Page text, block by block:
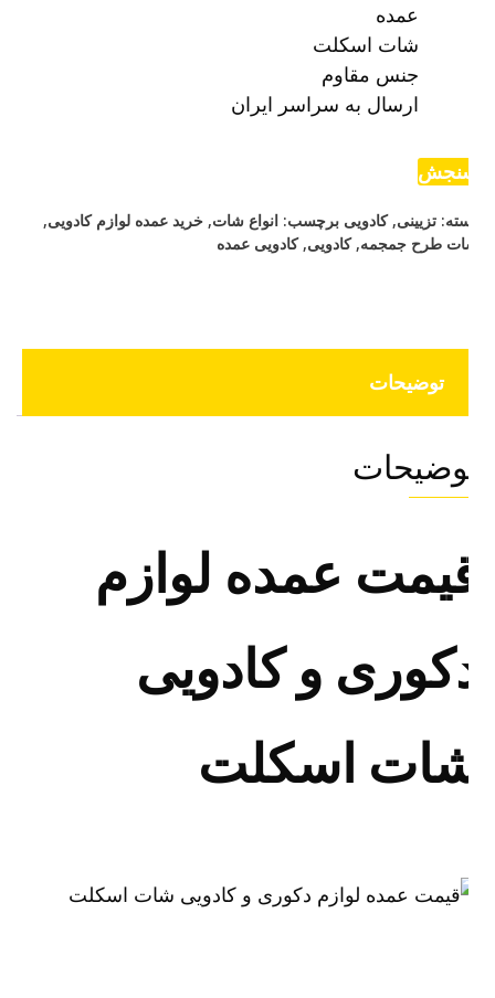
عمده
شات اسکلت
جنس مقاوم
ارسال به سراسر ایران
تزیینی ,کادویی برچسب:انواع شات,خرید عمده لوازم کادویی,
طرح جمجمه,کادویی,کادویی عمده
توضیحات
عمده لوازم
و کادویی
اسکلت